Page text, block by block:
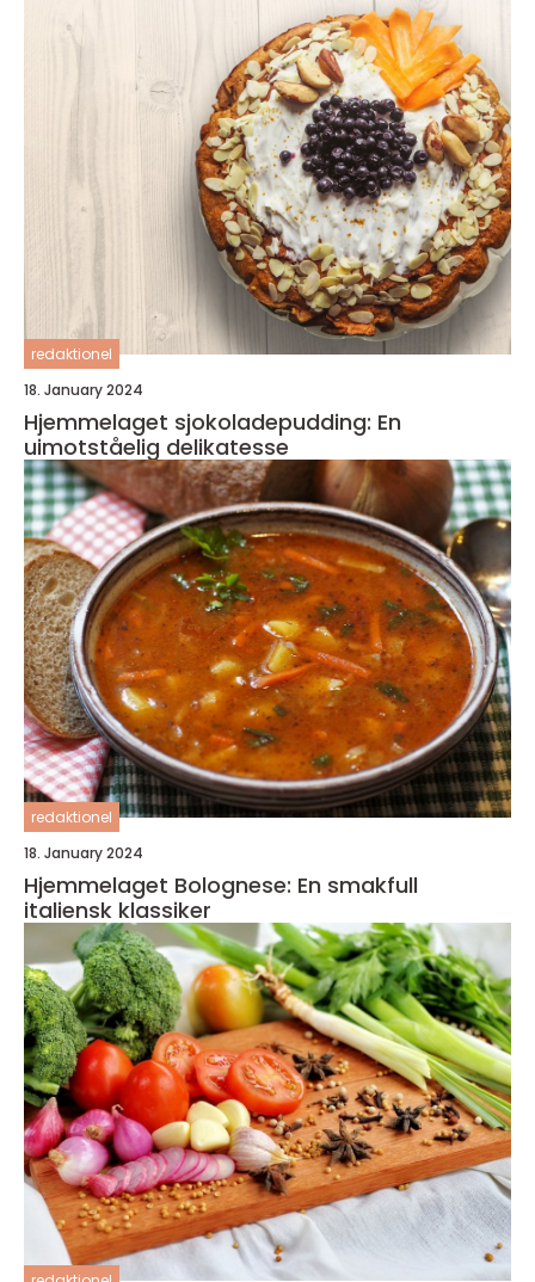
redaktionel
18. January 2024
Hjemmelaget sjokoladepudding: En
uimotståelig delikatesse
redaktionel
18. January 2024
Hjemmelaget Bolognese: En smakfull
italiensk klassiker